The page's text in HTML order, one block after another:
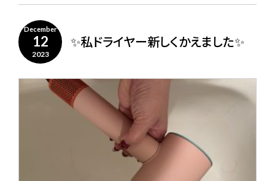
December
12
2023
✨私ドライヤー新しくかえました✨